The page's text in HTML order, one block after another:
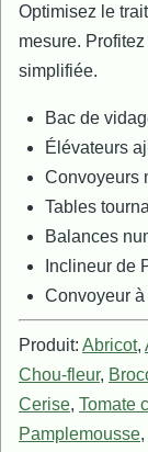
Optimisez le
mesure.
simplifiée.
Bac de
Élévateurs
Convoyeurs
Tables
Balances
Inclineur de
Convoyeur
Produit: Abricot,
Chou-fleur,
Cerise, Tomate
Pamplemousse,